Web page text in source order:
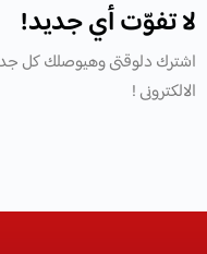
لا تفوّت أي جديد!
اشترك دلوقتى وهيوصلك كل
الالكترونى !